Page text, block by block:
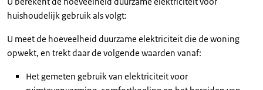
huishoudelijk gebruik als volgt:
U meet de hoeveelheid duurzame elektriciteit die de woning
opwekt, en trekt daar de volgende waarden vanaf:
Het gemeten gebruik van elektriciteit voor